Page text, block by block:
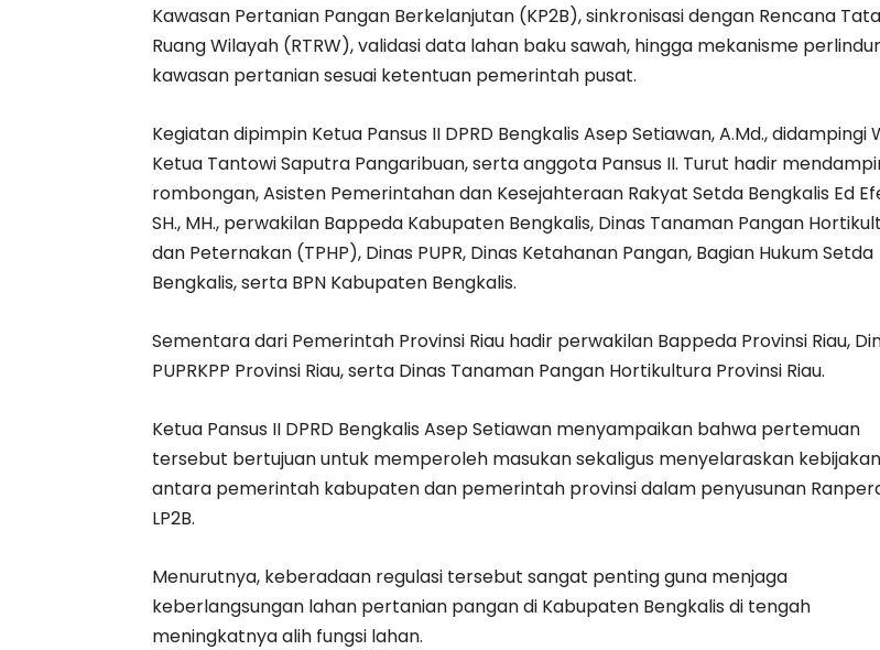
Kawasan Pertanian Pangan Berkelanjutan (KP2B), sinkronisasi dengan Rencana Tata
Ruang Wilayah (RTRW), validasi data lahan baku sawah, hingga mekanisme
kawasan pertanian sesuai ketentuan pemerintah pusat.
Kegiatan dipimpin Ketua Pansus II DPRD Bengkalis Asep Setiawan, A.Md., didampingi
Ketua Tantowi Saputra Pangaribuan, serta anggota Pansus II. Turut hadir
rombongan, Asisten Pemerintahan dan Kesejahteraan Rakyat Setda Bengkalis Ed
SH., MH., perwakilan Bappeda Kabupaten Bengkalis, Dinas Tanaman Pangan
dan Peternakan (TPHP), Dinas PUPR, Dinas Ketahanan Pangan, Bagian Hukum Setda
Bengkalis, serta BPN Kabupaten Bengkalis.
Sementara dari Pemerintah Provinsi Riau hadir perwakilan Bappeda Provinsi Riau,
PUPRKPP Provinsi Riau, serta Dinas Tanaman Pangan Hortikultura Provinsi Riau.
Ketua Pansus II DPRD Bengkalis Asep Setiawan menyampaikan bahwa pertemuan
tersebut bertujuan untuk memperoleh masukan sekaligus menyelaraskan kebijakan
antara pemerintah kabupaten dan pemerintah provinsi dalam penyusunan
LP2B.
Menurutnya, keberadaan regulasi tersebut sangat penting guna menjaga
keberlangsungan lahan pertanian pangan di Kabupaten Bengkalis di tengah
meningkatnya alih fungsi lahan.